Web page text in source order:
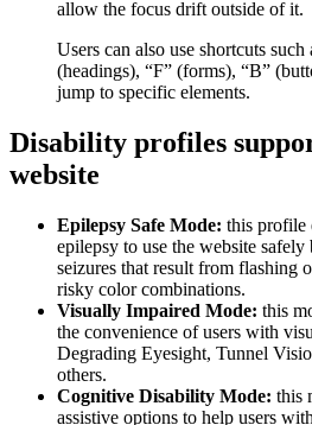
allow the focus drift outside of it.
Users can also use shortcuts
(headings), “F” (forms), “B”
jump to specific elements.
Disability profiles
website
Epilepsy Safe Mode: this profile
epilepsy to use the website
seizures that result from flashing
risky color combinations.
Visually Impaired Mode: this
the convenience of users with
Degrading Eyesight, Tunnel
others.
Cognitive Disability Mode: this
assistive options to help users